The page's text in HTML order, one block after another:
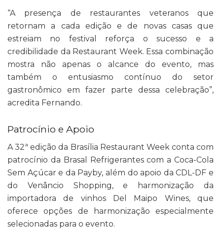
“A presença de restaurantes veteranos que
retornam a cada edição e de novas casas que
estreiam no festival reforça o sucesso e a
credibilidade da Restaurant Week. Essa combinação
mostra não apenas o alcance do evento, mas
também o entusiasmo contínuo do setor
gastronômico em fazer parte dessa celebração”,
acredita Fernando.
Patrocínio e Apoio
A 32ª edição da Brasília Restaurant Week conta com
patrocínio da Brasal Refrigerantes com a Coca-Cola
Sem Açúcar e da Payby, além do apoio da CDL-DF e
do Venâncio Shopping, e harmonização da
importadora de vinhos Del Maipo Wines, que
oferece opções de harmonização especialmente
selecionadas para o evento.